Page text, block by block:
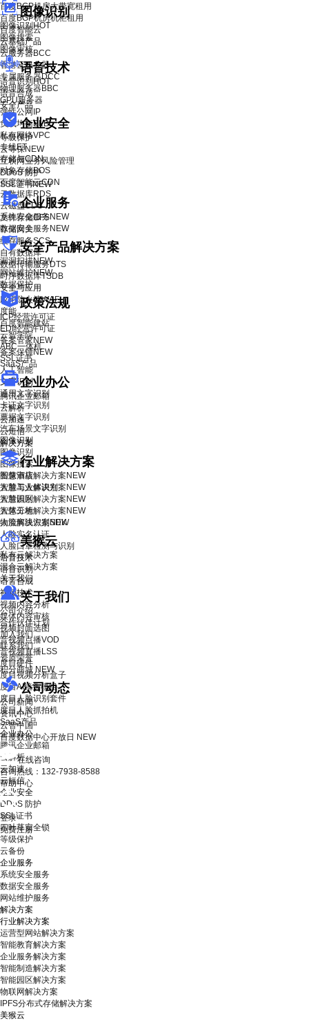
图像识别
图像识别HOT
图像搜索
图像审核
语音技术
语音识别 HOT
语音合成
安全产品
企业安全
等级保护
云等保NEW
互联网业务风险管理
DDoS 防护
SSL证书NEW
企业服务
系统安全服务NEW
数据安全服务 NEW
安全产品解决方案
漏洞扫描NEW
网站维护NEW
数据保护
政策法规
ICP经营许可证
EDI经营许可证
备案管家NEW
备案保镖NEW
SaaS产品
企业办公
腾讯企业邮箱
云解析
云加速
云短信
解决方案
行业解决方案
智慧酒店解决方案 NEW
智慧工业解决方案 NEW
智慧园区解决方案 NEW
智慧工地解决方案 NEW
物流解决方案NEW
美猴云
私有云解决方案
混合云解决方案
关于我们
关于我们
公司介绍
合作伙伴计划
加入我们
联系我们
资质荣誉
积分商城 NEW
公司动态
公司新闻
资讯中心
云智中国
百度数据中心开放日 NEW
在线咨询
咨询热线：132-7938-8588
帮助中心
登录
免费注册
百度BGP机房大带宽租用
百度BGP机房机柜租用
百度智能云
云基础产品
云服务器BCC
香港云服务器
专属服务器DCC
物理服务器BBC
GPU服务器
弹性公网IP
负载均衡BLB
私有网络VPC
专线ET
存储与CDN
对象存储BOS
百度智能云CDN
云数据库RDS
云磁盘CDS
文件存储CFS
存储网关
缓存服务SCS
自有数据库
数据传输服务DTS
时序数据库TSDB
安全与应用
应用防火墙WAF
度能
百度智能建站
云智学院
ABC一体机
SSL证书
人工智能
文字识别
通用文字识别
卡证文字识别
票据文字识别
汽车场景文字识别
图像识别
图像识别
图像搜索
图像审核
人脸与人体识别
人脸识别
人体分析
人脸离线识别SDK
人脸实名认证
人脸口罩检测与识别
语音技术
语音识别
语音合成
视频技术
视频内容分析
媒体内容审核
视频封面选图
音视频点播VOD
音视频直播LSS
度目硬件
度目视频分析盒子
度目AI镜头模组
度目人脸识别套件
度目人脸抓拍机
SaaS产品
企业办公
腾讯企业邮箱
云解析
云加速
云短信
企业安全
DDoS 防护
SSL证书
四叶草安全锁
等级保护
云备份
企业服务
系统安全服务
数据安全服务
网站维护服务
解决方案
行业解决方案
运营型网站解决方案
智能教育解决方案
企业服务解决方案
智能制造解决方案
智能园区解决方案
物联网解决方案
IPFS分布式存储解决方案
美猴云